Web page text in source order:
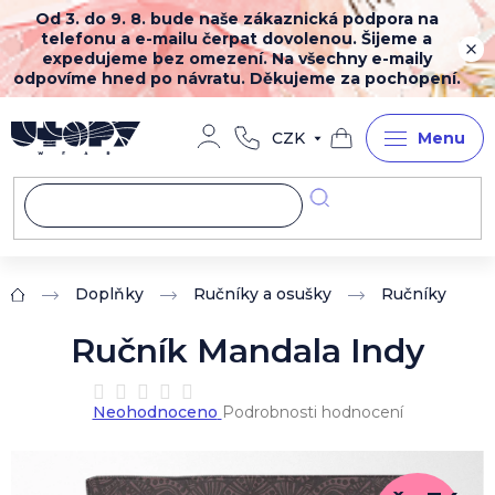
Přejít
na
obsah
Od 3. do 9. 8. bude naše zákaznická podpora na
telefonu a e-mailu čerpat dovolenou. Šijeme a
expedujeme bez omezení. Na všechny e-maily
odpovíme hned po návratu. Děkujeme za pochopení.
CZK
Nákupní
košík
Domů Doplňky Ručníky a osušky Ručníky
Ručník Mandala Indy
Průměrné
hodnocení
0,0
Neohodnoceno Podrobnosti hodnocení